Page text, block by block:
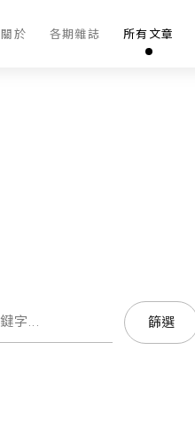
關於 各期雜誌 所有文章